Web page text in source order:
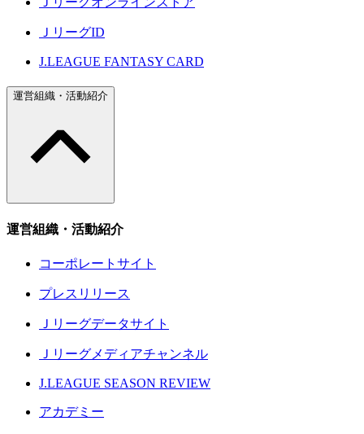
ＪリーグID
J.LEAGUE FANTASY CARD
運営組織・活動紹介
運営組織・活動紹介
コーポレートサイト
プレスリリース
Ｊリーグデータサイト
Ｊリーグメディアチャンネル
J.LEAGUE SEASON REVIEW
アカデミー